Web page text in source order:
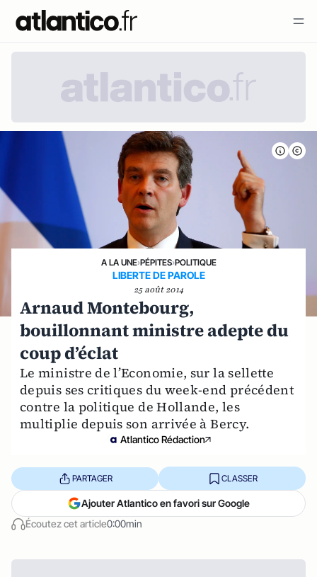
A LA UNE›PÉPITES›POLITIQUE
LIBERTE DE PAROLE
25 août 2014
Arnaud Montebourg,
bouillonnant ministre adepte du
coup d’éclat
Le ministre de l’Economie, sur la sellette
depuis ses critiques du week-end précédent
contre la politique de Hollande, les
multiplie depuis son arrivée à Bercy.
Atlantico Rédaction
Écoutez cet article0:00min
PARTAGER CLASSER
Ajouter Atlantico en favori sur Google